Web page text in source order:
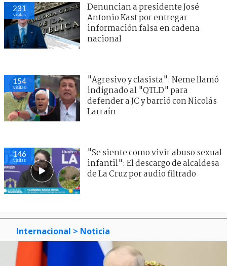
231
visitas
Denuncian a presidente José
Antonio Kast por entregar
información falsa en cadena
nacional
154
visitas
"Agresivo y clasista": Neme llamó
indignado al "QTLD" para
defender a JC y barrió con Nicolás
Larraín
146
visitas
"Se siente como vivir abuso sexual
infantil": El descargo de alcaldesa
de La Cruz por audio filtrado
Internacional > Noticia